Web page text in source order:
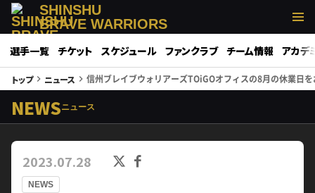
SHINSHU
BRAVE WARRIORS
選手一覧 チケット スケジュール ファンクラブ チーム情報 アカデ
トップkeyboard_arrow_right ニュース keyboard_arrow_right 信州ブレイブウォリアーズTOiGOオフィスの8月の休業日
NEWSニュース
NEWS
2023.07.28